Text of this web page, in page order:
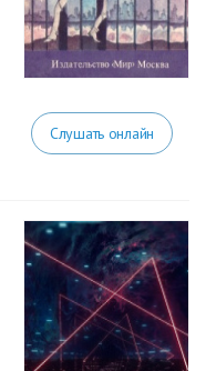
Слушать онлайн